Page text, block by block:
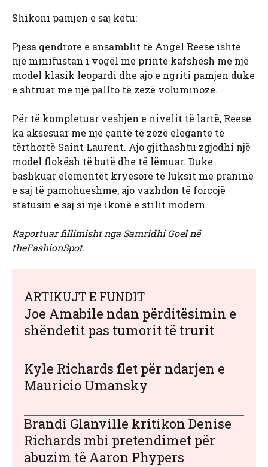
Shikoni pamjen e saj këtu:
Pjesa qendrore e ansamblit të Angel Reese ishte
një minifustan i vogël me printe kafshësh me një
model klasik leopardi dhe ajo e ngriti pamjen duke
e shtruar me një pallto të zezë voluminoze.
Për të kompletuar veshjen e nivelit të lartë, Reese
ka aksesuar me një çantë të zezë elegante të
tërthortë Saint Laurent. Ajo gjithashtu zgjodhi një
model flokësh të butë dhe të lëmuar. Duke
bashkuar elementët kryesorë të luksit me praninë
e saj të pamohueshme, ajo vazhdon të forcojë
statusin e saj si një ikonë e stilit modern.
Raportuar fillimisht nga Samridhi Goel në
theFashionSpot.
ARTIKUJT E FUNDIT
Joe Amabile ndan përditësimin e
shëndetit pas tumorit të trurit
Kyle Richards flet për ndarjen e
Mauricio Umansky
Brandi Glanville kritikon Denise
Richards mbi pretendimet për
abuzim të Aaron Phypers